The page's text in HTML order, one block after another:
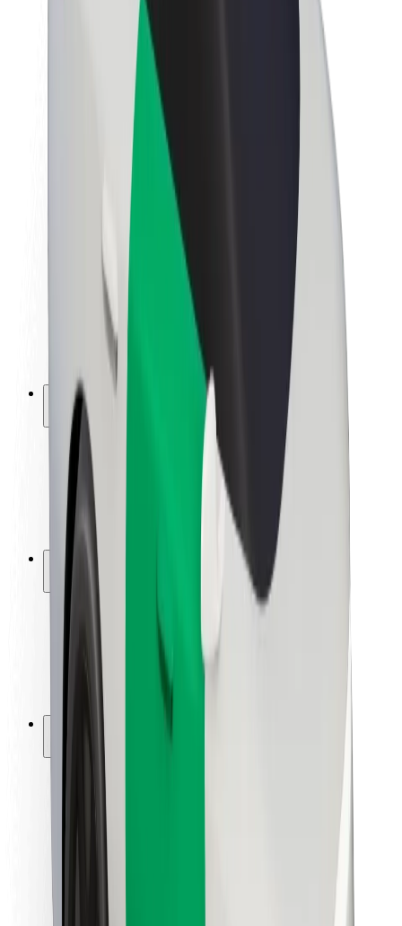
O firmie Bolt
Zrównoważony rozwój w Bolt
Projekt Zero
Biuro prasowe
Wytyczne dotyczące marki
Relacje inwestorskie
Zespół zarządzający
Marka
Media
Fundusz Miejski
Bezpieczeństwo
Bezpieczeństwo pasażerów
Bezpieczeństwo kierowców
Bezpieczna jazda na hulajnogach
Laboratorium bezpieczeństwa
Miasta
Lokalizacje
Rozwiązania dla miast
Lotniska
Stacje ładowania Bolt
Dla pasażerów
Dla kierowców
Dla dostawców
Bolt Food
Dla właścicieli floty